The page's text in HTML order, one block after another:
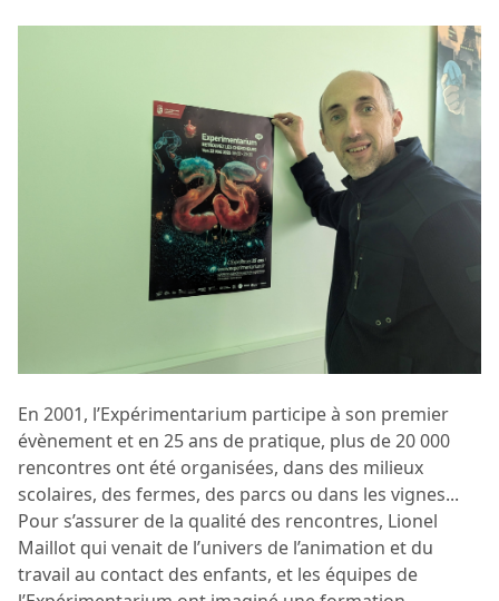
En 2001, l’Expérimentarium participe à son premier
évènement et en 25 ans de pratique, plus de 20 000
rencontres ont été organisées, dans des milieux
scolaires, des fermes, des parcs ou dans les vignes...
Pour s’assurer de la qualité des rencontres, Lionel
Maillot qui venait de l’univers de l’animation et du
travail au contact des enfants, et les équipes de